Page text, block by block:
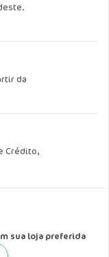
da
Crédito,
sua loja preferida